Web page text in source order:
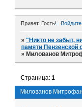
Привет, Гость! Войдите
»"Никто не забыт,
памяти Пензенской
» Милованов
Милованов
Страница:1